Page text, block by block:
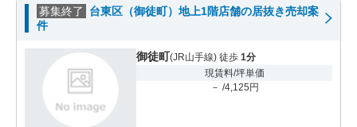
募集終了
台東区（御徒町）地上1階店舗の居抜き売却案
件
御徒町(JR山手線) 徒歩 1分
現賃料/坪単価
－ /4,125円